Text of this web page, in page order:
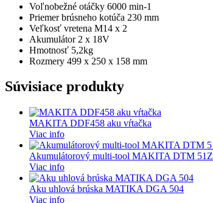
Voľnobežné otáčky 6000 min-1
Priemer brúsneho kotúča 230 mm
Veľkosť vretena M14 x 2
Akumulátor 2 x 18V
Hmotnosť 5,2kg
Rozmery 499 x 250 x 158 mm
Súvisiace produkty
MAKITA DDF458 aku vŕtačka
Viac info
Akumulátorový multi-tool MAKITA DTM 51Z
Viac info
Aku uhlová brúska MATIKA DGA 504
Viac info